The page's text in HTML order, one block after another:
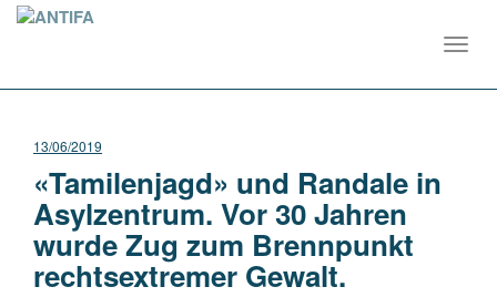
13/06/2019
«Tamilenjagd» und Randale in
Asylzentrum. Vor 30 Jahren
wurde Zug zum Brennpunkt
rechtsextremer Gewalt.